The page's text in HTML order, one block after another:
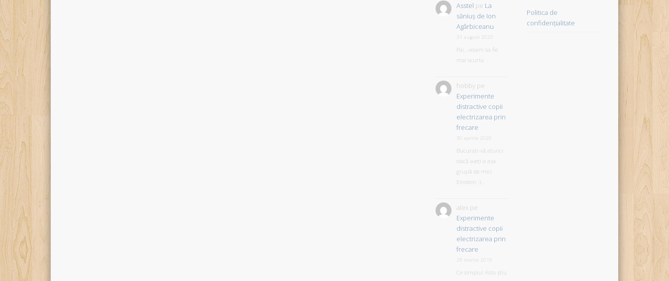
Asstel pe La
săniuş de Ion
Agârbiceanu
31 august 2020
Pai...voiam sa fie
mai scurta. .
hobbype
Experimente
distractive copii
electrizarea prin
frecare
30 aprilie 2020
Bucurați-vă atunci
dacă aveți o așa
grupă de mici
Einstein :)...
alexpe
Experimente
distractive copii
electrizarea prin
frecare
28 martie 2019
Ce simplu! Asta știu
Politica de
confidențialitate